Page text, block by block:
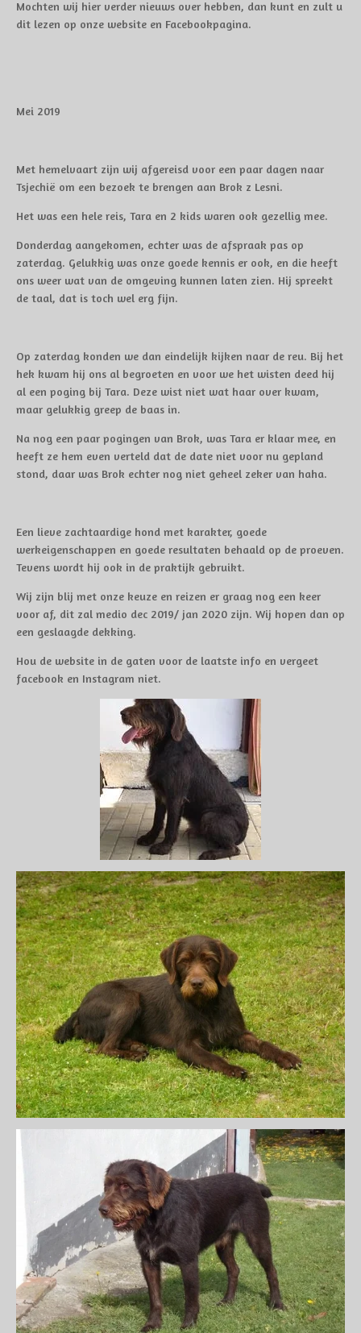
Mochten wij hier verder nieuws over hebben, dan kunt en zult u
dit lezen op onze website en Facebookpagina.
Mei 2019
Met hemelvaart zijn wij afgereisd voor een paar dagen naar
Tsjechië om een bezoek te brengen aan Brok z Lesni.
Het was een hele reis, Tara en 2 kids waren ook gezellig mee.
Donderdag aangekomen, echter was de afspraak pas op
zaterdag. Gelukkig was onze goede kennis er ook, en die heeft
ons weer wat van de omgeving kunnen laten zien. Hij spreekt
de taal, dat is toch wel erg fijn.
Op zaterdag konden we dan eindelijk kijken naar de reu. Bij het
hek kwam hij ons al begroeten en voor we het wisten deed hij
al een poging bij Tara. Deze wist niet wat haar over kwam,
maar gelukkig greep de baas in.
Na nog een paar pogingen van Brok, was Tara er klaar mee, en
heeft ze hem even verteld dat de date niet voor nu gepland
stond, daar was Brok echter nog niet geheel zeker van haha.
Een lieve zachtaardige hond met karakter, goede
werkeigenschappen en goede resultaten behaald op de proeven.
Tevens wordt hij ook in de praktijk gebruikt.
Wij zijn blij met onze keuze en reizen er graag nog een keer
voor af, dit zal medio dec 2019/ jan 2020 zijn. Wij hopen dan op
een geslaagde dekking.
Hou de website in de gaten voor de laatste info en vergeet
facebook en Instagram niet.